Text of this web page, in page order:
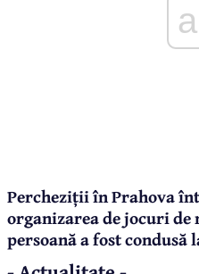
Percheziții în Prahova
organizarea de jocuri de
persoană a fost condusă